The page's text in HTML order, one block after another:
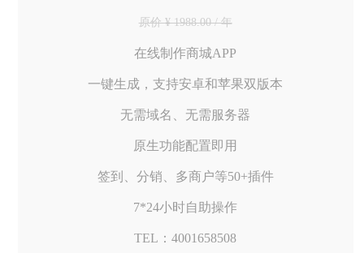
原价 ¥ 1988.00 / 年
在线制作商城APP
一键生成，支持安卓和苹果双版本
无需域名、无需服务器
原生功能配置即用
签到、分销、多商户等50+插件
7*24小时自助操作
TEL：4001658508